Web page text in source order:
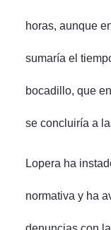
horas, aunque
sumaría el
bocadillo, que
se concluiría a
Lopera ha
normativa y ha